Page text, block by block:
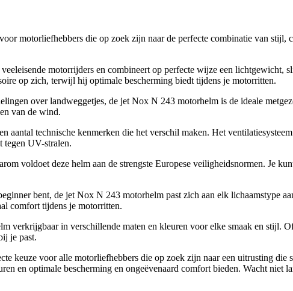
motorliefhebbers die op zoek zijn naar de perfecte combinatie van
motorrijders en combineert op perfecte wijze een lichtgewicht,
op zich, terwijl hij optimale bescherming biedt tijdens je motorritten.
over landweggetjes, de jet Nox N 243 motorhelm is de ideale
van de wind.
aantal technische kenmerken die het verschil maken. Het
tegen UV-stralen.
voldoet deze helm aan de strengste Europese veiligheidsnormen. Je
bent, de jet Nox N 243 motorhelm past zich aan elk lichaamstype
comfort tijdens je motorritten.
verkrijgbaar in verschillende maten en kleuren voor elke smaak en stijl.
je past.
keuze voor alle motorliefhebbers die op zoek zijn naar een uitrusting
en optimale bescherming en ongeëvenaard comfort bieden. Wacht